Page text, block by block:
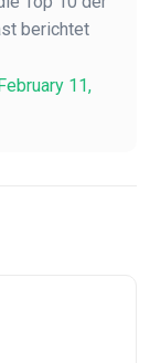
berichtet
11,